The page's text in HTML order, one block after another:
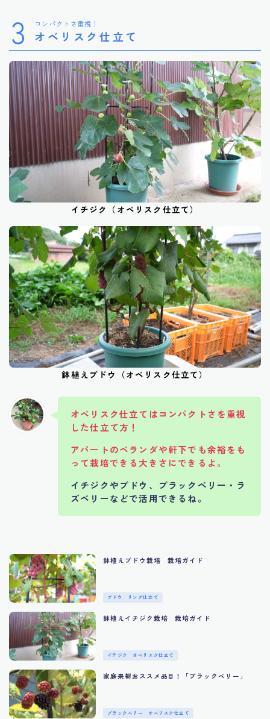
3 コンパクトさ重視！
オベリスク仕立て
イチジク（オベリスク仕立て）
鉢植えブドウ（オベリスク仕立て）
オベリスク仕立てはコンパクトさを重視
した仕立て方！
アパートのベランダや軒下でも余裕をも
って栽培できる大きさにできるよ。
イチジクやブドウ、ブラックベリー・ラ
ズベリーなどで活用できるね。
鉢植えブドウ栽培 栽培ガイド
ブドウ リング仕立て
鉢植えイチジク栽培 栽培ガイド
イチジク オベリスク仕立て
家庭果樹おススメ品目！「ブラックベリー」
ブラックベリー オベリスク仕立て